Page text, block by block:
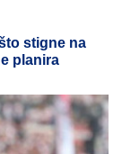
stigne na
planira